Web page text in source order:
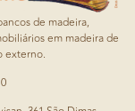
de madeira,
em madeira de
externo.